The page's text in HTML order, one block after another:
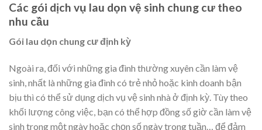
Các gói dịch vụ lau dọn vệ sinh chung cư theo
nhu cầu
Gói lau dọn chung cư định kỳ
Ngoài ra, đối với những gia đình thường xuyên cần làm vệ
sinh, nhất là những gia đình có trẻ nhỏ hoặc kinh doanh bận
bịu thì có thể sử dụng dịch vụ vệ sinh nhà ở định kỳ. Tùy theo
khối lượng công việc, bạn có thể hợp đồng số giờ cần làm vệ
sinh trong một ngày hoặc chọn số ngày trong tuần… để đảm